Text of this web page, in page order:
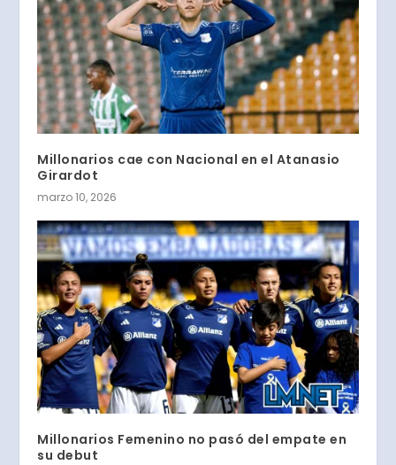
Millonarios cae con Nacional en el Atanasio
Girardot
marzo 10, 2026
Millonarios Femenino no pasó del empate en
su debut